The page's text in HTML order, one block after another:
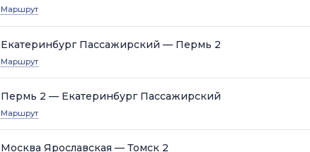
Маршрут
Екатеринбург Пассажирский — Пермь 2
Маршрут
Пермь 2 — Екатеринбург Пассажирский
Маршрут
Москва Ярославская — Томск 2